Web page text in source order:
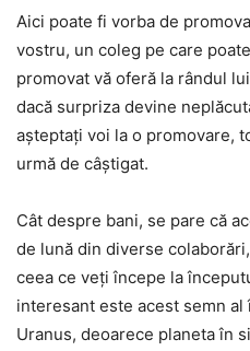
Aici poate fi vorba de
vostru, un coleg pe care
promovat vă oferă la rândul
dacă surpriza devine
așteptați voi la o promovare,
urmă de câștigat.
Cât despre bani, se pare că
de lună din diverse
ceea ce veți începe la
interesant este acest semn
Uranus, deoarece planeta în